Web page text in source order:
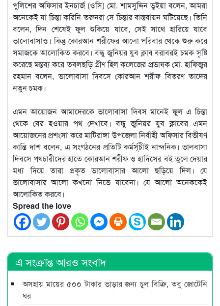
পুলিশের অফিসার ইনচার্জ (ওসি) মো. শামসুদ্দিন ভুইয়া বলেন, আমরা
অনেকেই যা চিন্তা করিনি তরুনরা সে চিন্তার বাস্তবায়ন ঘটিয়েছে। তিনি
বলেন, দিন শেষেই ফুল শুকিয়ে যাবে, সেই সাথে হারিয়ে যাবে
ভালোবাসাও। কিন্তু কোরআন শরীফের আলো পরিবার থেকে শুরু করে
সমাজকে আলোকিত করবে। বন্ধু জুনিয়র যুব ক্লাব বরাবরই চমক সৃষ্টি
করেছে মন্তব্য করে তবলছড়ি গ্রীণ হিল কলেজের প্রভাষক মো. হাফিজুর
রহমান বলেন, ভালোবাসা দিবসে কোরআন শরীফ বিতরণ তাদের
নতুন চমক।
এমন আয়োজন আমাদেরকে ভালোবাসা দিবস মানেই ফুল এ চিন্তা
থেকে বের হওয়ার পথ দেখাবে। বন্ধু জুনিয়র যুব ক্লাবের এমন
আয়োজনের প্রশংসা করে মাটিরাঙ্গা উপজেলা নির্বাহী অফিসার বিভীষণ
কান্তি দাশ বলেন, এ সংগঠনের প্রতিটি কর্মর্সূচীই নান্দনিক। ভালবাসা
দিবসে পথচারীদের হাতে কোরআন শরীফ ও হাদিসের বই তুলে দেয়ার
মধ্য দিয়ে তারা প্রকৃত ভালোবাসার আলো ছড়িয়ে দিল। যে
ভালোবাসার আলো কখনো নিভে যাবেনা। যে আলো অনেককেই
আলোকিত করবে।
Spread the love
এ সংক্রান্ত আরও সংবাদ
অসহায় মায়ের ৫০০ টাকার ভাড়ার জন্য চুল বিক্রি, তবু জোটেনি
ঘর